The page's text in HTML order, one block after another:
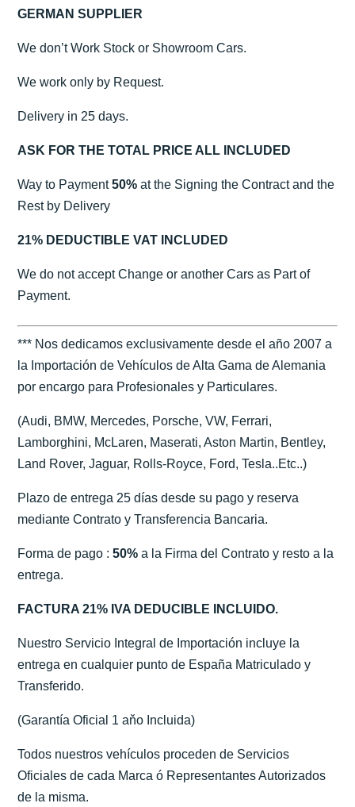
GERMAN SUPPLIER
We don’t Work Stock or Showroom Cars.
We work only by Request.
Delivery in 25 days.
ASK FOR THE TOTAL PRICE ALL INCLUDED
Way to Payment50% at the Signing the Contract and the
Rest by Delivery
21% DEDUCTIBLE VAT INCLUDED
We do not accept Change or another Cars as Part of
Payment.
*** Nos dedicamos exclusivamente desde el año 2007 a
la Importación de Vehículos de Alta Gama de Alemania
por encargo para Profesionales y Particulares.
(Audi, BMW, Mercedes, Porsche, VW, Ferrari,
Lamborghini, McLaren, Maserati, Aston Martin, Bentley,
Land Rover, Jaguar, Rolls-Royce, Ford, Tesla..Etc..)
Plazo de entrega 25 días desde su pago y reserva
mediante Contrato y Transferencia Bancaria.
Forma de pago :50% a la Firma del Contrato y resto a la
entrega.
FACTURA 21% IVA DEDUCIBLE INCLUIDO.
Nuestro Servicio Integral de Importación incluye la
entrega en cualquier punto de España Matriculado y
Transferido.
(Garantía Oficial 1 aňo Incluida)
Todos nuestros vehículos proceden de Servicios
Oficiales de cada Marca ó Representantes Autorizados
de la misma.